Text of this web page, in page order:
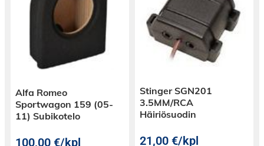
Alfa Romeo
Sportwagon 159 (05-
11) Subikotelo
100,00€/kpl
Stinger SGN201
3.5MM/RCA
Häiriösuodin
21,00€/kpl